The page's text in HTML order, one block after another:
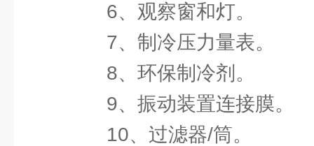
6、观察窗和灯。
7、制冷压力量表。
8、环保制冷剂。
9、振动装置连接膜。
10、过滤器/筒。